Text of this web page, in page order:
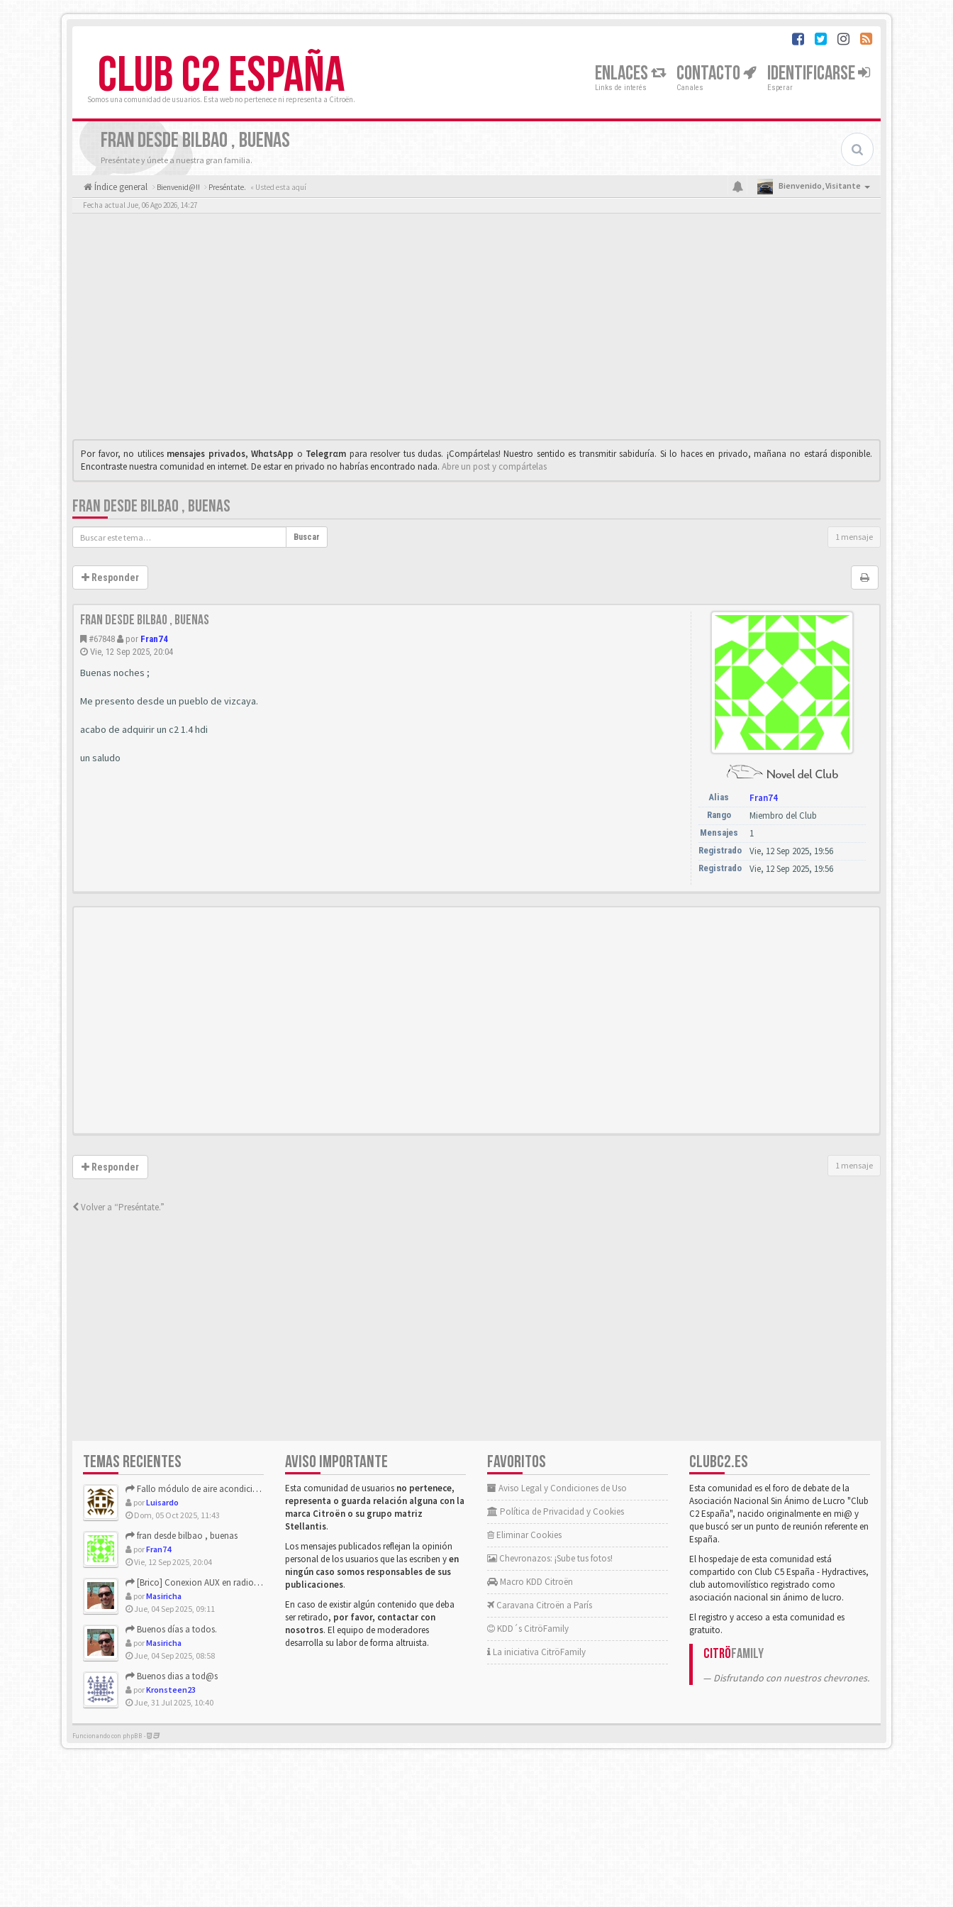
CLUB C2 ESPAÑA
Somos una comunidad de usuarios. Esta web no pertenece ni representa a Citroën.
ENLACES
Links de interés
CONTACTO
Canales
IDENTIFICARSE
Esperar
FRAN DESDE BILBAO , BUENAS
Preséntate y únete a nuestra gran familia.
Índice general Bienvenid@!! Preséntate. « Usted esta aquí Bienvenido,Visitante
Fecha actual Jue, 06 Ago 2026, 14:27
Por favor, no utilices mensajes privados,WhαtsApp o Telegrαm para resolver tus dudas. ¡Compártelas! Nuestro sentido es transmitir sabiduría. Si lo haces en privado, mañana no estará disponible.
Encontraste nuestra comunidad en internet. De estar en privado no habrías encontrado nada. Abre un post y compártelas
FRAN DESDE BILBAO , BUENAS
Buscar 1 mensaje
Responder
fran desde bilbao , buenas
#67848 por Fran74
Vie, 12 Sep 2025, 20:04
Buenas noches ;
Me presento desde un pueblo de vizcaya.
acabo de adquirir un c2 1.4 hdi
un saludo
Alias Fran74
Rango Miembro del Club
Mensajes 1
Registrado Vie, 12 Sep 2025, 19:56
Registrado Vie, 12 Sep 2025, 19:56
Responder 1 mensaje
Volver a “Preséntate.”
TEMAS RECIENTES
Fallo módulo de aire acondicionado
porLuisardo
Dom, 05 Oct 2025, 11:43
fran desde bilbao , buenas
porFran74
Vie, 12 Sep 2025, 20:04
[Brico] Conexion AUX en radio de origen
porMasiricha
Jue, 04 Sep 2025, 09:11
Buenos días a todos.
porMasiricha
Jue, 04 Sep 2025, 08:58
Buenos dias a tod@s
porKronsteen23
Jue, 31 Jul 2025, 10:40
AVISO IMPORTANTE
Esta comunidad de usuarios no pertenece,
representa o guarda relación alguna con la
marca Citroën o su grupo matriz
Stellantis.
Los mensajes publicados reflejan la opinión
personal de los usuarios que las escriben yen
ningún caso somos responsables de sus
publicaciones.
En caso de existir algún contenido que deba
ser retirado, por favor, contactar con
nosotros. El equipo de moderadores
desarrolla su labor de forma altruista.
FAVORITOS
Aviso Legal y Condiciones de Uso
Política de Privacidad y Cookies
Eliminar Cookies
Chevronazos: ¡Sube tus fotos!
Macro KDD Citroën
Caravana Citroën a París
KDD´s CitröFamily
La iniciativa CitröFamily
CLUBC2.ES
Esta comunidad es el foro de debate de la
Asociación Nacional Sin Ánimo de Lucro "Club
C2 España", nacido originalmente en mi@ y
que buscó ser un punto de reunión referente en
España.
El hospedaje de esta comunidad está
compartido con Club C5 España - Hydractives,
club automovilístico registrado como
asociación nacional sin ánimo de lucro.
El registro y acceso a esta comunidad es
gratuito.
CitröFamily
Disfrutando con nuestros chevrones.
Funcionando con phpBB -